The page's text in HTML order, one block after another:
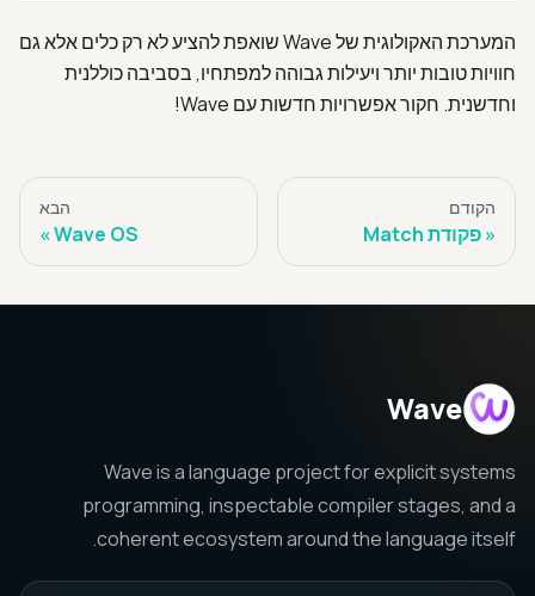
המערכת האקולוגית של Wave שואפת להציע לא רק כלים אלא גם
חוויות טובות יותר ויעילות גבוהה למפתחיו, בסביבה כוללנית
וחדשנית. חקור אפשרויות חדשות עם Wave!
הקודם
פקודת Match
הבא
Wave OS
Wave
Wave is a language project for explicit systems
programming, inspectable compiler stages, and a
coherent ecosystem around the language itself.